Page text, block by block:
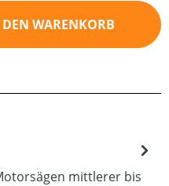
gewünschten
WARENKORB
mittlerer bis